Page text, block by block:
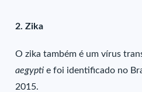
2. Zika
O zika também é um vírus
aegypti e foi identificado no
2015.